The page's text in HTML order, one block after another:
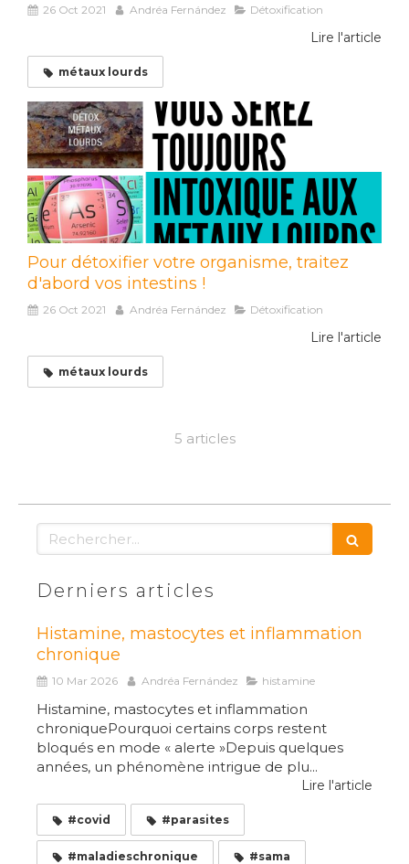
26 Oct 2021 Andréa Fernández Détoxification
Lire l'article
métaux lourds
Pour détoxifier votre organisme, traitez
d'abord vos intestins !
26 Oct 2021 Andréa Fernández Détoxification
Lire l'article
métaux lourds
5 articles
Rechercher
Derniers articles
Histamine, mastocytes et inflammation
chronique
10 Mar 2026 Andréa Fernández histamine
Histamine, mastocytes et inflammation
chroniquePourquoi certains corps restent
bloqués en mode « alerte »Depuis quelques
années, un phénomène intrigue de plu...
Lire l'article
#covid #parasites
#maladieschronique #sama